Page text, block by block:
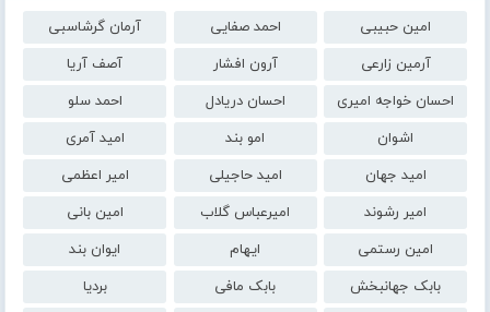
امین حبیبی احمد صفایی
آرمان گرشاسبی
آرمین زارعی
آرون افشار
آصف آریا
احسان خواجه امیری
احسان دریادل
احمد سلو
اشوان
امو بند
امید آمری
امید جهان
امید حاجیلی
امیر اعظمی
امیر رشوند
امیرعباس گلاب
امین بانی
امین رستمی
ایهام
ایوان بند
بابک جهانبخش
بابک مافی
بردیا